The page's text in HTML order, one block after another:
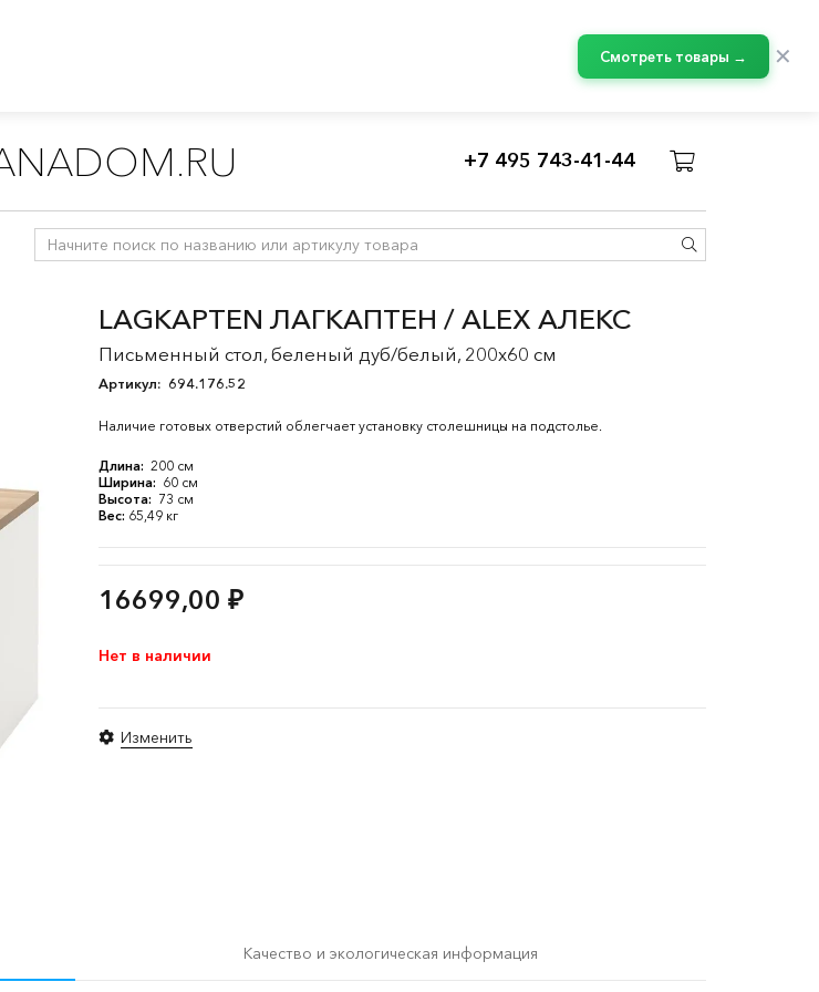
Смотреть товары → ✕
+7 495 743-41-44
LAGKAPTEN ЛАГКАПТЕН / ALEX АЛЕКС
Письменный стол, беленый дуб/белый, 200x60 см
Артикул: 694.176.52
Наличие готовых отверстий облегчает установку столешницы на подстолье.
Длина: 200 см
Ширина: 60 см
Высота: 73 см
Вес: 65,49 кг
16699,00 ₽
Нет в наличии
Изменить
Качество и экологическая информация